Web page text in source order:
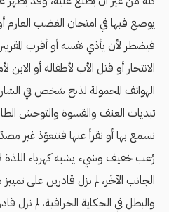
يوضع فيها في امتحان الغضب العارم
فيضطر لأن يأذي نفسه أو أقرب المقربين
الانتحار أو قتل الأب لأطفاله أو
الهواتف المحمولة لذبح شخص في
تبديات العنف والقسوة والتوحش
نسمع بها أو نقرأ عنها فنتعوّذ غير
رُعب خفيف وشيء يشبه كهرباء اللذة
الجانب الآخَر، لم نزل قادرين على
والبطل في الحكاية الخرافية، لم